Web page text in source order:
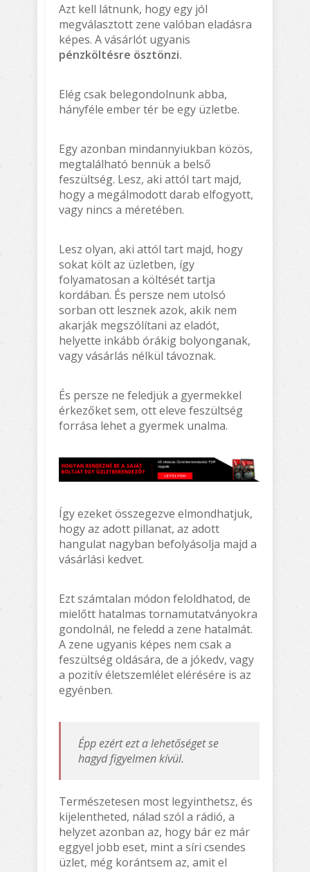
Azt kell látnunk, hogy egy jól
megválasztott zene valóban eladásra
képes. A vásárlót ugyanis
pénzköltésre ösztönzi.
Elég csak belegondolnunk abba,
hányféle ember tér be egy üzletbe.
Egy azonban mindannyiukban közös,
megtalálható bennük a belső
feszültség. Lesz, aki attól tart majd,
hogy a megálmodott darab elfogyott,
vagy nincs a méretében.
Lesz olyan, aki attól tart majd, hogy
sokat költ az üzletben, így
folyamatosan a költését tartja
kordában. És persze nem utolsó
sorban ott lesznek azok, akik nem
akarják megszólítani az eladót,
helyette inkább órákig bolyonganak,
vagy vásárlás nélkül távoznak.
És persze ne feledjük a gyermekkel
érkezőket sem, ott eleve feszültség
forrása lehet a gyermek unalma.
Így ezeket összegezve elmondhatjuk,
hogy az adott pillanat, az adott
hangulat nagyban befolyásolja majd a
vásárlási kedvet.
Ezt számtalan módon feloldhatod, de
mielőtt hatalmas tornamutatványokra
gondolnál, ne feledd a zene hatalmát.
A zene ugyanis képes nem csak a
feszültség oldására, de a jókedv, vagy
a pozitív életszemlélet elérésére is az
egyénben.
Épp ezért ezt a lehetőséget se
hagyd figyelmen kívül.
Természetesen most legyinthetsz, és
kijelentheted, nálad szól a rádió, a
helyzet azonban az, hogy bár ez már
eggyel jobb eset, mint a síri csendes
üzlet, még korántsem az, amit el